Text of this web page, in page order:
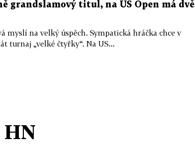
grandslamový titul, na US Open má dvě
myslí na velký úspěch. Sympatická hráčka chce v
turnaj „velké čtyřky“. Na US...